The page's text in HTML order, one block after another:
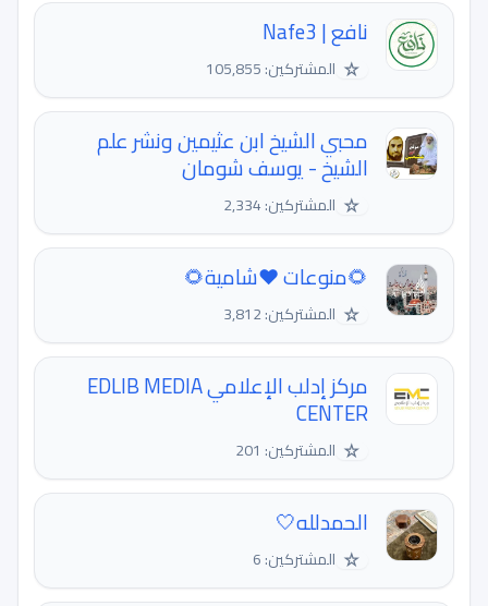
نافع | Nafe3
☆ المشتركين: 105,855
محبي الشيخ ابن عثيمين ونشر علم
الشيخ - يوسف شومان
☆ المشتركين: 2,334
🌻منوعات ❤شامية🌻
☆ المشتركين: 3,812
مركز إدلب الإعلامي EDLIB MEDIA
CENTER
☆ المشتركين: 201
الحمدلله🤍
☆ المشتركين: 6